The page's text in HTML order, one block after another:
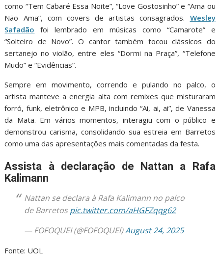
como “Tem Cabaré Essa Noite”, “Love Gostosinho” e “Ama ou
Não Ama”, com covers de artistas consagrados. Wesley
Safadão foi lembrado em músicas como “Camarote” e
“Solteiro de Novo”. O cantor também tocou clássicos do
sertanejo no violão, entre eles “Dormi na Praça”, “Telefone
Mudo” e “Evidências”.
Sempre em movimento, correndo e pulando no palco, o
artista manteve a energia alta com remixes que misturaram
forró, funk, eletrônico e MPB, incluindo “Ai, ai, ai”, de Vanessa
da Mata. Em vários momentos, interagiu com o público e
demonstrou carisma, consolidando sua estreia em Barretos
como uma das apresentações mais comentadas da festa.
Assista à declaração de Nattan a Rafa
Kalimann
Nattan se declara à Rafa Kalimann no palco
de Barretospic.twitter.com/aHGFZqqg62
— FOFOQUEI (@FOFOQUEl)August 24, 2025
Fonte: UOL